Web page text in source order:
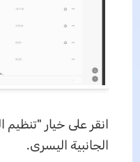
انقر على خيار
الجانبية اليسرى.